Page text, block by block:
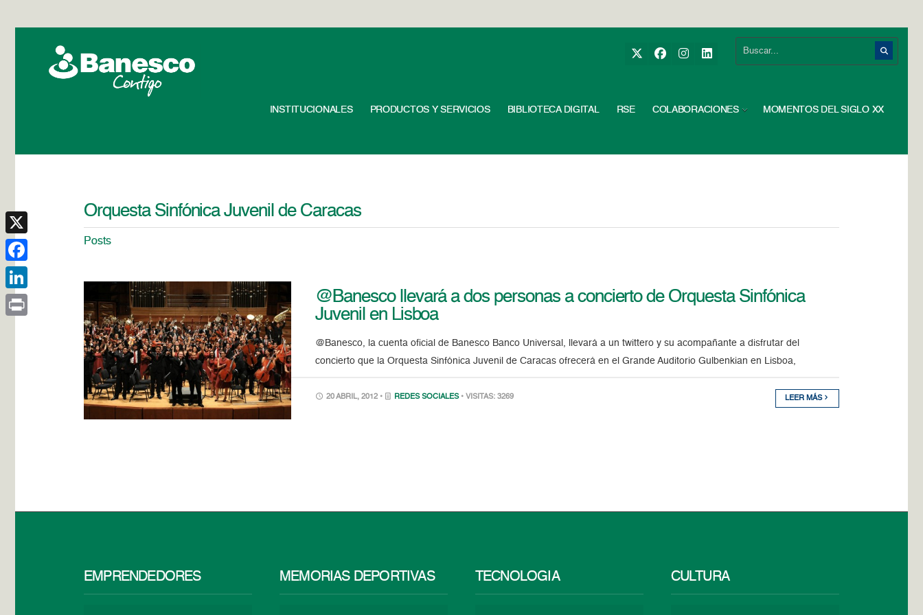
INSTITUCIONALES PRODUCTOS Y SERVICIOS BIBLIOTECA DIGITAL RSE COLABORACIONES MOMENTOS DEL SIGLO XX
Orquesta Sinfónica Juvenil de Caracas
Posts
@Banesco llevará a dos personas a concierto de Orquesta Sinfónica
Juvenil en Lisboa
@Banesco, la cuenta oficial de Banesco Banco Universal, llevará a un twittero y su acompañante a disfrutar del
concierto que la Orquesta Sinfónica Juvenil de Caracas ofrecerá en el Grande Auditorio Gulbenkian en Lisboa,
20 ABRIL, 2012 • REDES SOCIALES • VISITAS: 3269 LEER MÁS
EMPRENDEDORES MEMORIAS DEPORTIVAS TECNOLOGÍA CULTURA
X
Facebook
LinkedIn